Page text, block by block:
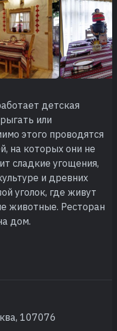
детская
или
этого проводятся
на которых они не
сладкие угощения,
и древних
уголок, где живут
животные. Ресторан
дом.
107076